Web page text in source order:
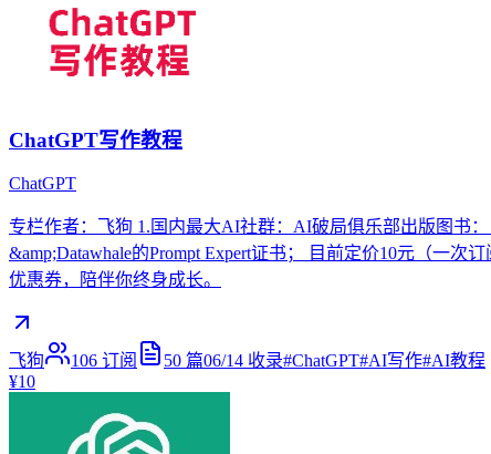
ChatGPT写作教程
ChatGPT
专栏作者：飞狗 1.国内最大AI社群：AI破局俱乐部出版图书
&amp;Datawhale的Prompt Expert证书； 目前定价10元（一
优惠券，陪伴你终身成长。
飞狗 106 订阅 50 篇06/14 收录#ChatGPT#AI写作#AI教程
¥10